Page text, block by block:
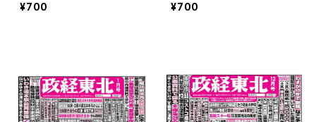
¥700
¥700